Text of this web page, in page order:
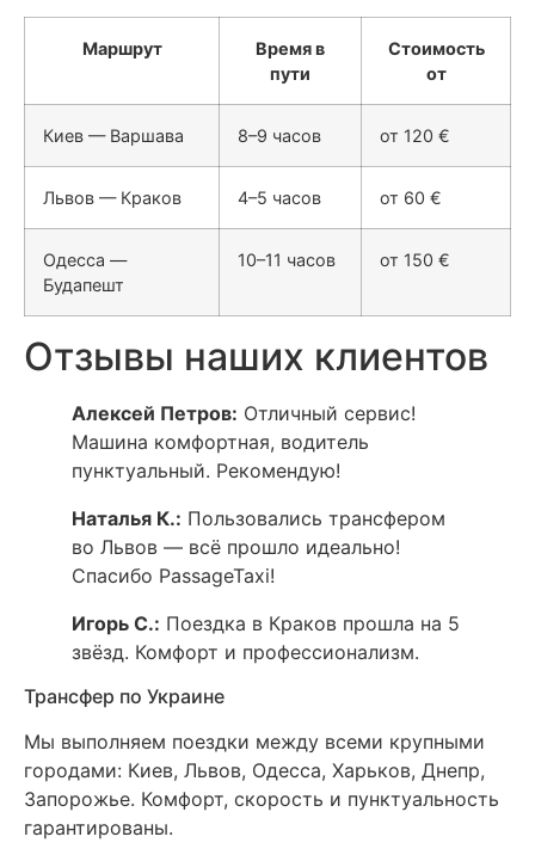
Маршрут
Время в
пути
Стоимость
от
Киев — Варшава 8–9 часов от 120 €
Львов — Краков 4–5 часов от 60 €
Одесса —
Будапешт
10–11 часов от 150 €
Отзывы наших клиентов
Алексей Петров: Отличный сервис!
Машина комфортная, водитель
пунктуальный. Рекомендую!
Наталья К.: Пользовались трансфером
во Львов — всё прошло идеально!
Спасибо PassageTaxi!
Игорь С.: Поездка в Краков прошла на 5
звёзд. Комфорт и профессионализм.
Трансфер по Украине
Мы выполняем поездки между всеми крупными
городами: Киев, Львов, Одесса, Харьков, Днепр,
Запорожье. Комфорт, скорость и пунктуальность
гарантированы.